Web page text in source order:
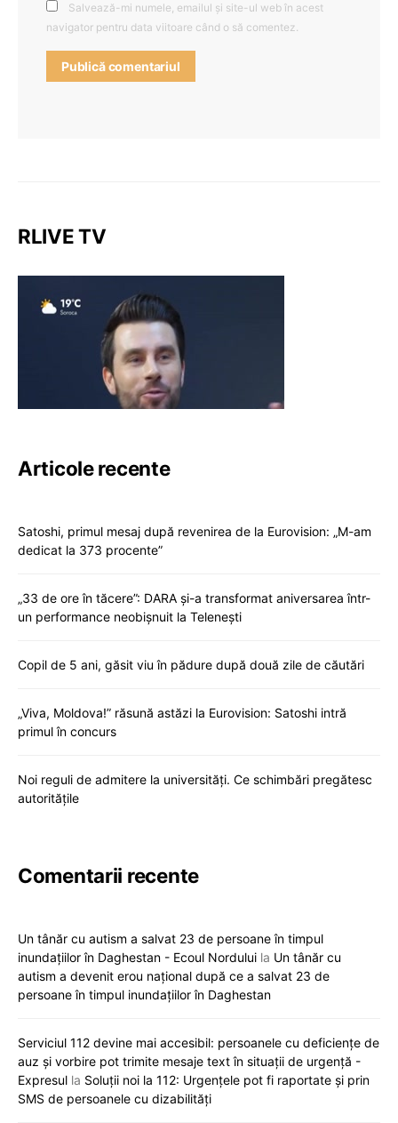
Salvează-mi numele, emailul și site-ul web în acest
navigator pentru data viitoare când o să comentez.
RLIVE TV
Articole recente
Satoshi, primul mesaj după revenirea de la Eurovision: „M-am
dedicat la 373 procente”
„33 de ore în tăcere”: DARA și-a transformat aniversarea într-
un performance neobișnuit la Telenești
Copil de 5 ani, găsit viu în pădure după două zile de căutări
„Viva, Moldova!” răsună astăzi la Eurovision: Satoshi intră
primul în concurs
Noi reguli de admitere la universități. Ce schimbări pregătesc
autoritățile
Comentarii recente
Un tânăr cu autism a salvat 23 de persoane în timpul
inundațiilor în Daghestan - Ecoul Nordului la Un tânăr cu
autism a devenit erou național după ce a salvat 23 de
persoane în timpul inundațiilor în Daghestan
Serviciul 112 devine mai accesibil: persoanele cu deficiențe de
auz și vorbire pot trimite mesaje text în situații de urgență -
Expresul la Soluții noi la 112: Urgențele pot fi raportate și prin
SMS de persoanele cu dizabilități